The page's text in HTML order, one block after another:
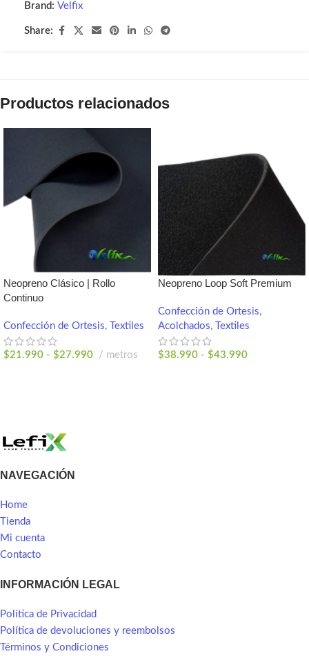
Brand: Velfix
Share:
Productos relacionados
Neopreno Clásico | Rollo
Continuo
Confección de Ortesis, Textiles
$21.990 - $27.990 metros
Neopreno Loop Soft Premium
Confección de Ortesis,
Acolchados, Textiles
$38.990 - $43.990
NAVEGACIÓN
Home
Tienda
Mi cuenta
Contacto
INFORMACIÓN LEGAL
Política de Privacidad
Política de devoluciones y reembolsos
Términos y Condiciones